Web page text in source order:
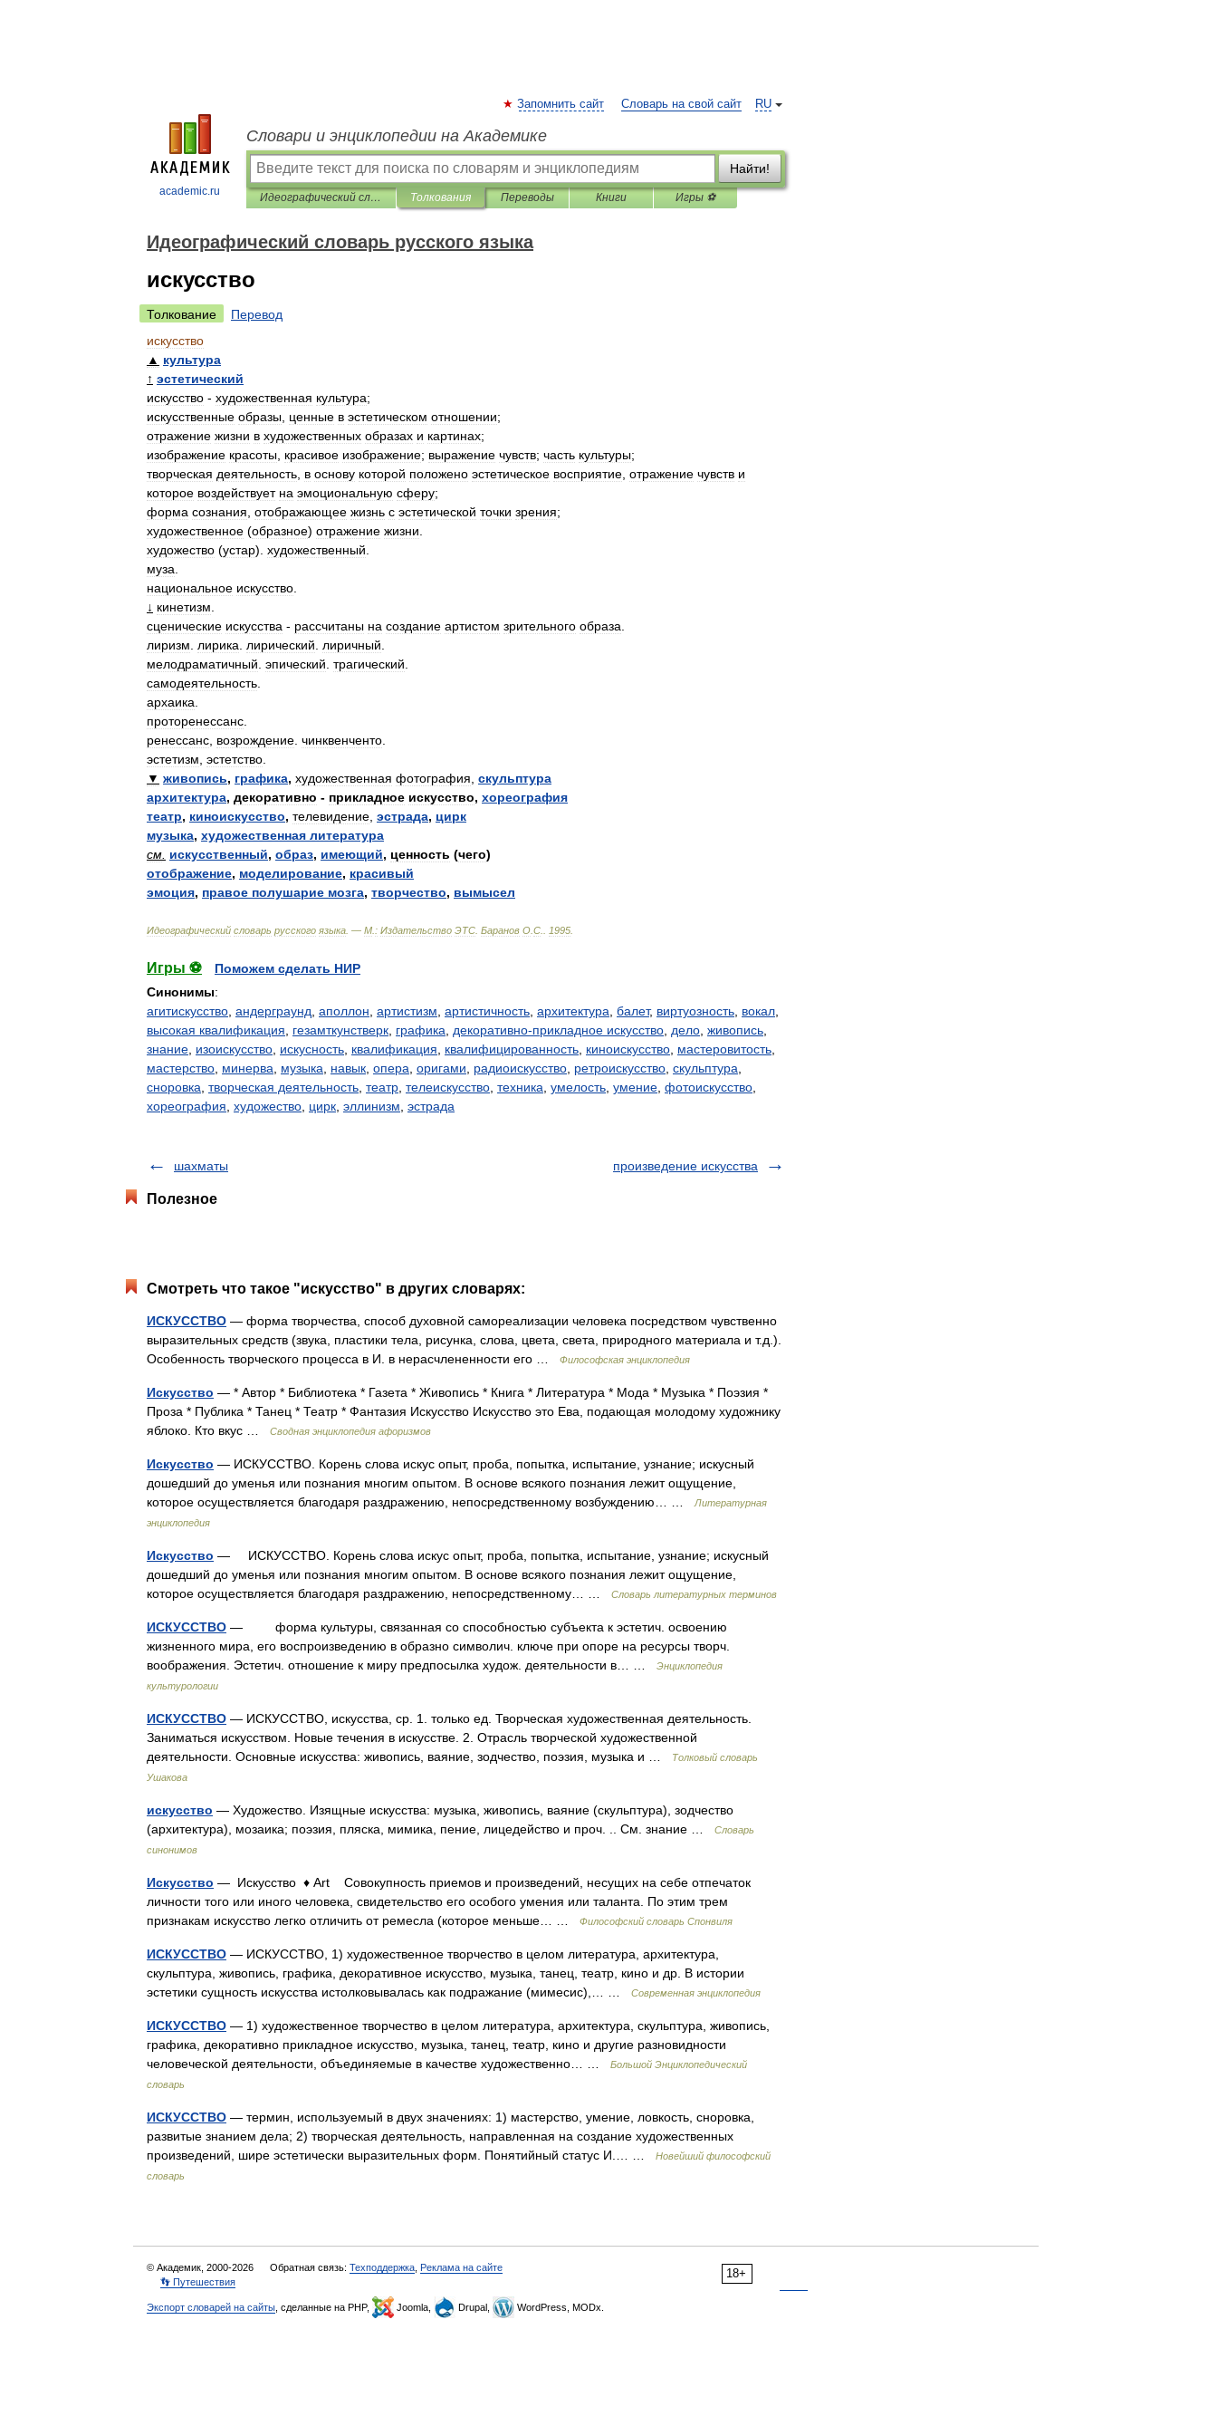
academic.ru
RU
Запомнить сайт Словарь на свой сайт
Словари и энциклопедии на Академике
Найти!
Идеографический словарь русского языка Толкования Переводы Книги Игры ⚽
Идеографический словарь русского языка
искусство
Толкование
Перевод
искусство
▲ культура
↑ эстетический
искусство - художественная культура;
искусственные образы ценные в эстетическом отношении;
отражение жизни в художественных образах и картинах;
изображение красоты красивое изображение; выражение чувств; часть культуры;
творческая деятельность в основу которой положено эстетическое восприятие отражение чувств и
которое воздействует на эмоциональную сферу;
форма сознания отображающее жизнь с эстетической точки зрения;
художественное (образное) отражение жизни
художество (устар). художественный
муза
национальное искусство
↓ кинетизм
сценические искусства - рассчитаны на создание артистом зрительного образа
лиризм
лирика лирический лиричный
мелодраматичный эпический трагический
самодеятельность
архаика
проторенессанс
ренессанс возрождение чинквенченто
эстетизм эстетство
▼ живопись, графика, художественная фотография скульптура
архитектура, декоративно - прикладное искусство, хореография
театр, киноискусство, телевидение эстрада, цирк
музыка, художественная литература
см искусственный, образ, имеющий, ценность (чего)
отображение, моделирование, красивый
эмоция, правое полушарие мозга, творчество, вымысел
Идеографический словарь русского языка . — М : Издательство ЭТС Баранов О С 1995
Игры ⚽
Поможем сделать НИР
Синонимы:
агитискусство андерграунд аполлон артистизм артистичность архитектура балет, виртуозность вокал
высокая квалификация
гезамткунстверк графика декоративно-прикладное искусство дело живопись
знание изоискусство искусность квалификация квалифицированность киноискусство мастеровитость
мастерство минерва музыка навык опера оригами радиоискусство ретроискусство скульптура
сноровка творческая деятельность театр телеискусство техника умелость умение фотоискусство
хореография художество цирк эллинизм эстрада
шахматы произведение искусства
Полезное
Смотреть что такое "искусство" в других словарях:
ИСКУССТВО — форма творчества, способ духовной самореализации человека посредством чувственно
выразительных средств (звука, пластики тела, рисунка, слова, цвета, света, природного материала и т.д.).
Особенность творческого процесса в И. в нерасчлененности его …
Философская энциклопедия
Искусство — * Автор * Библиотека * Газета * Живопись * Книга * Литература * Мода * Музыка * Поэзия *
Проза * Публика * Танец * Театр * Фантазия Искусство Искусство это Ева, подающая молодому художнику
яблоко. Кто вкус …
Сводная энциклопедия афоризмов
Искусство — ИСКУССТВО. Корень слова искус опыт, проба, попытка, испытание, узнание; искусный
дошедший до уменья или познания многим опытом. В основе всякого познания лежит ощущение,
которое осуществляется благодаря раздражению, непосредственному возбуждению… …
Литературная
энциклопедия
Искусство — ИСКУССТВО. Корень слова искус опыт, проба, попытка, испытание, узнание; искусный
дошедший до уменья или познания многим опытом. В основе всякого познания лежит ощущение,
которое осуществляется благодаря раздражению, непосредственному… …
Словарь литературных терминов
ИСКУССТВО — форма культуры, связанная со способностью субъекта к эстетич. освоению
жизненного мира, его воспроизведению в образно символич. ключе при опоре на ресурсы творч.
воображения. Эстетич. отношение к миру предпосылка худож. деятельности в… …
Энциклопедия
культурологии
ИСКУССТВО — ИСКУССТВО, искусства, ср. 1. только ед. Творческая художественная деятельность.
Заниматься искусством. Новые течения в искусстве. 2. Отрасль творческой художественной
деятельности. Основные искусства: живопись, ваяние, зодчество, поэзия, музыка и …
Толковый словарь
Ушакова
искусство — Художество. Изящные искусства: музыка, живопись, ваяние (скульптура), зодчество
(архитектура), мозаика; поэзия, пляска, мимика, пение, лицедейство и проч. .. См. знание …
Словарь
синонимов
Искусство — Искусство ♦ Art Совокупность приемов и произведений, несущих на себе отпечаток
личности того или иного человека, свидетельство его особого умения или таланта. По этим трем
признакам искусство легко отличить от ремесла (которое меньше… …
Философский словарь Спонвиля
ИСКУССТВО — ИСКУССТВО, 1) художественное творчество в целом литература, архитектура,
скульптура, живопись, графика, декоративное искусство, музыка, танец, театр, кино и др. В истории
эстетики сущность искусства истолковывалась как подражание (мимесис),… …
Современная энциклопедия
ИСКУССТВО — 1) художественное творчество в целом литература, архитектура, скульптура, живопись,
графика, декоративно прикладное искусство, музыка, танец, театр, кино и другие разновидности
человеческой деятельности, объединяемые в качестве художественно… …
Большой Энциклопедический
словарь
ИСКУССТВО — термин, используемый в двух значениях: 1) мастерство, умение, ловкость, сноровка,
развитые знанием дела; 2) творческая деятельность, направленная на создание художественных
произведений, шире эстетически выразительных форм. Понятийный статус И.… …
Новейший философский
словарь
18+
© Академик, 2000-2026 Обратная связь: Техподдержка Реклама на сайте
👣 Путешествия
Экспорт словарей на сайты , сделанные на PHP, Joomla, Drupal, WordPress, MODx.